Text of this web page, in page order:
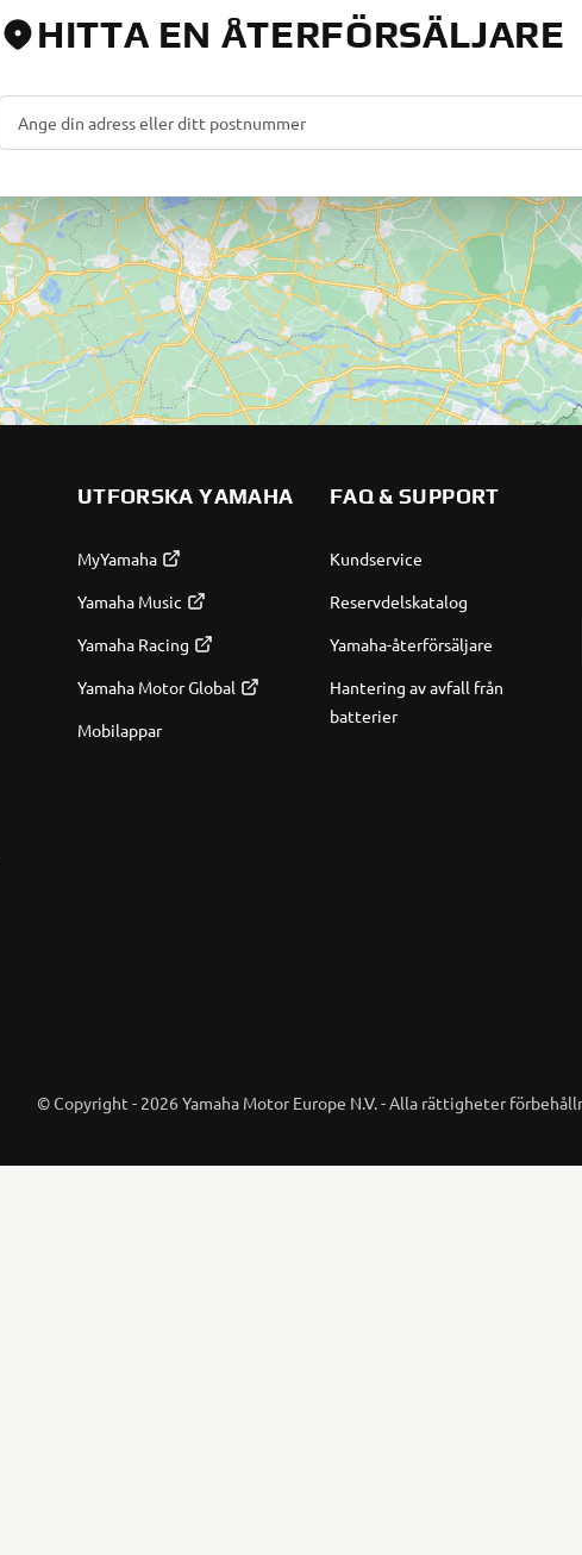
HITTA EN ÅTERFÖRSÄLJARE
UTFORSKA YAMAHA
MyYamaha
Yamaha Music
Yamaha Racing
Yamaha Motor Global
Mobilappar
FAQ & SUPPORT
Kundservice
Reservdelskatalog
Yamaha-återförsäljare
Hantering av avfall från
batterier
© Copyright - 2026 Yamaha Motor Europe N.V. - Alla rättigheter